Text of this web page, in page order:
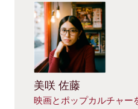
美咲 佐藤
映画とポップカルチャー